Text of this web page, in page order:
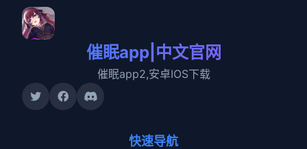
催眠app|中文官网
催眠app2,安卓IOS下载
快速导航